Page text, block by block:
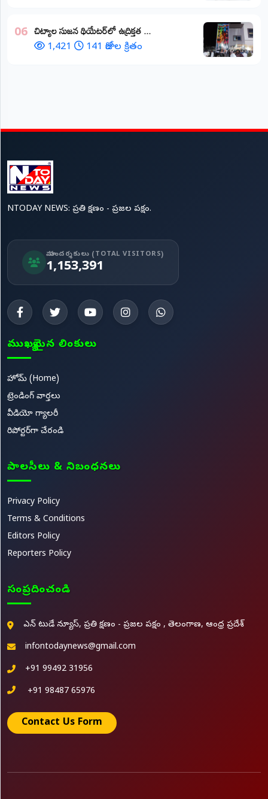
06 చిట్యాల సుజన థియేటర్‌లో ఉద్రిక్తత ...
1,421 141 రోజుల క్రితం
NTODAY NEWS: ప్రతి క్షణం - ప్రజల పక్షం.
మా సందర్శకులు (TOTAL VISITORS)
1,153,391
ముఖ్యమైన లింకులు
హోమ్ (Home)
ట్రెండింగ్ వార్తలు
వీడియో గ్యాలరీ
రిపోర్టర్‌గా చేరండి
పాలసీలు & నిబంధనలు
Privacy Policy
Terms & Conditions
Editors Policy
Reporters Policy
సంప్రదించండి
ఎన్ టుడే న్యూస్, ప్రతి క్షణం - ప్రజల పక్షం , తెలంగాణ, ఆంధ్ర ప్రదేశ్
infontodaynews@gmail.com
+91 99492 31956
+91 98487 65976
Contact Us Form